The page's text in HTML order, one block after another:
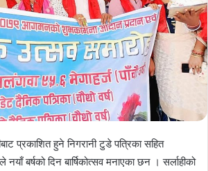
प्रकाशित हुने निगरानी टुडे पत्रिका सहित
नयाँ बर्षको दिन बार्षिकोत्सव मनाएका छन । सर्लाहीको